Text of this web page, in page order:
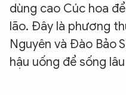
dùng cao Cúc hoa
lão. Đây là phương
Nguyên và Đào Bảo
hậu uống để sống